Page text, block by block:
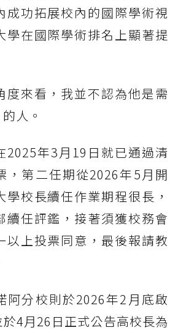
成功拓展校內的國際學術視
學在國際學術排名上顯著提
度來看，我並不認為他是需
人。
2025年3月19日就已通過清
，第二任期從2026年5月開
校長續任作業期程很長，
續任評鑑，接著須獲校務會
以上投票同意，最後報請教
阿分校則於2026年2月底啟
4月26日正式公告高校長為